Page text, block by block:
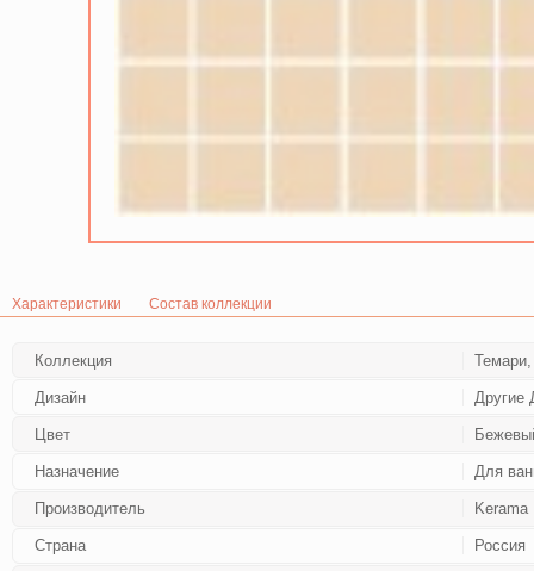
Характеристики Состав коллекции
Коллекция
Дизайн Другие
Цвет
Назначение Для
Производитель Kerama
Страна Россия